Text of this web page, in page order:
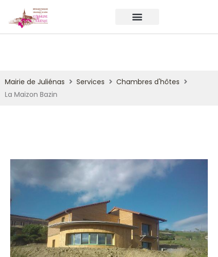
Mairie de Juliénas Services
Chambres d'hôtes
La Maizon Bazin